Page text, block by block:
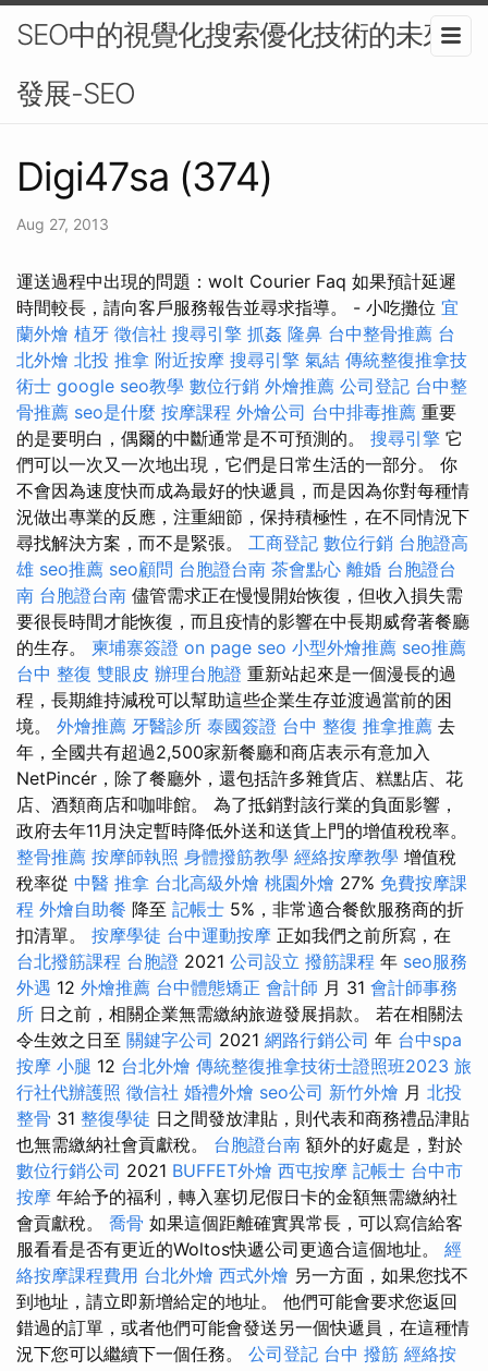
SEO中的視覺化搜索優化技術的未來
發展-SEO
Digi47sa (374)
Aug 27, 2013
運送過程中出現的問題：wolt Courier Faq 如果預計延遲
時間較長，請向客戶服務報告並尋求指導。 - 小吃攤位 宜
蘭外燴 植牙 徵信社 搜尋引擎 抓姦 隆鼻 台中整骨推薦 台
北外燴 北投 推拿 附近按摩 搜尋引擎 氣結 傳統整復推拿技
術士 google seo教學 數位行銷 外燴推薦 公司登記 台中整
骨推薦 seo是什麼 按摩課程 外燴公司 台中排毒推薦 重要
的是要明白，偶爾的中斷通常是不可預測的。 搜尋引擎 它
們可以一次又一次地出現，它們是日常生活的一部分。 你
不會因為速度快而成為最好的快遞員，而是因為你對每種情
況做出專業的反應，注重細節，保持積極性，在不同情況下
尋找解決方案，而不是緊張。 工商登記 數位行銷 台胞證高
雄 seo推薦 seo顧問 台胞證台南 茶會點心 離婚 台胞證台
南 台胞證台南 儘管需求正在慢慢開始恢復，但收入損失需
要很長時間才能恢復，而且疫情的影響在中長期威脅著餐廳
的生存。 柬埔寨簽證 on page seo 小型外燴推薦 seo推薦
台中 整復 雙眼皮 辦理台胞證 重新站起來是一個漫長的過
程，長期維持減稅可以幫助這些企業生存並渡過當前的困
境。 外燴推薦 牙醫診所 泰國簽證 台中 整復 推拿推薦 去
年，全國共有超過2,500家新餐廳和商店表示有意加入
NetPincér，除了餐廳外，還包括許多雜貨店、糕點店、花
店、酒類商店和咖啡館。 為了抵​​銷對該行業的負面影響，
政府去年11月決定暫時降低外送和送貨上門的增值稅稅率。
整骨推薦 按摩師執照 身體撥筋教學 經絡按摩教學 增值稅
稅率從 中醫 推拿 台北高級外燴 桃園外燴 27% 免費按摩課
程 外燴自助餐 降至 記帳士 5%，非常適合餐飲服務商的折
扣清單。 按摩學徒 台中運動按摩 正如我們之前所寫，在
台北撥筋課程 台胞證 2021 公司設立 撥筋課程 年 seo服務
外遇 12 外燴推薦 台中體態矯正 會計師 月 31 會計師事務
所 日之前，相關企業無需繳納旅遊發展捐款。 若在相關法
令生效之日至 關鍵字公司 2021 網路行銷公司 年 台中spa
按摩 小腿 12 台北外燴 傳統整復推拿技術士證照班2023 旅
行社代辦護照 徵信社 婚禮外燴 seo公司 新竹外燴 月 北投
整骨 31 整復學徒 日之間發放津貼，則代表和商務禮品津貼
也無需繳納社會貢獻稅。 台胞證台南 額外的好處是，對於
數位行銷公司 2021 BUFFET外燴 西屯按摩 記帳士 台中市
按摩 年給予的福利，轉入塞切尼假日卡的金額無需繳納社
會貢獻稅。 喬骨 如果這個距離確實異常長，可以寫信給客
服看看是否有更近的Woltos快遞公司更適合這個地址。 經
絡按摩課程費用 台北外燴 西式外燴 另一方面，如果您找不
到地址，請立即新增給定的地址。 他們可能會要求您返回
錯過的訂單，或者他們可能會發送另一個快遞員，在這種情
況下您可以繼續下一個任務。 公司登記 台中 撥筋 經絡按